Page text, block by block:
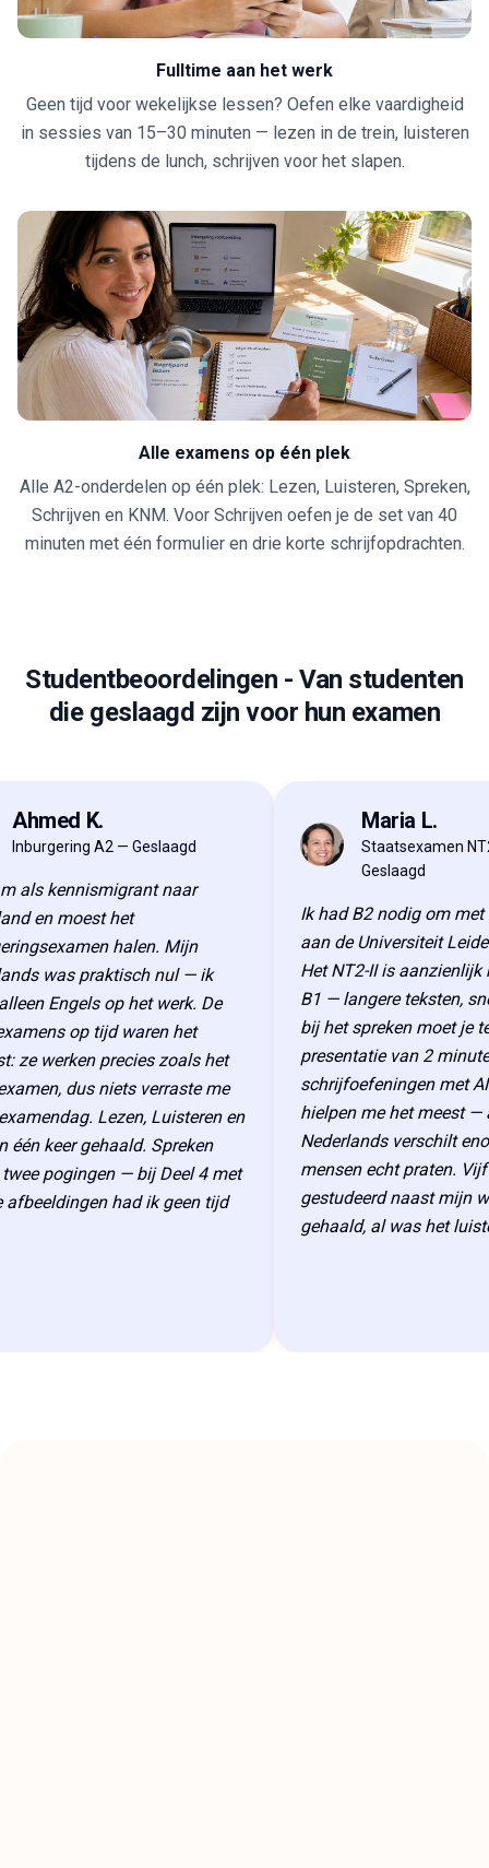
Fulltime aan het werk
Geen tijd voor wekelijkse lessen? Oefen elke vaardigheid
in sessies van 15–30 minuten — lezen in de trein, luisteren
tijdens de lunch, schrijven voor het slapen.
Alle examens op één plek
Alle A2-onderdelen op één plek: Lezen, Luisteren, Spreken,
Schrijven en KNM. Voor Schrijven oefen je de set van 40
minuten met één formulier en drie korte schrijfopdrachten.
Studentbeoordelingen -Van studenten
die geslaagd zijn voor hun examen
K.
A2 — Geslaagd
kennismigrant naar
en moest het
halen. Mijn
was praktisch nul — ik
Engels op het werk. De
op tijd waren het
werken precies zoals het
dus niets verraste me
Lezen, Luisteren en
keer gehaald. Spreken
pogingen — bij Deel 4 met
had ik geen tijd
ML
Maria L.
Staatsexamen NT2-II
Geslaagd
Ik had B2 nodig om met
aan de Universiteit Leiden
Het NT2-II is aanzienlijk
B1 — langere teksten,
bij het spreken moet je ter
presentatie van 2 minuten
schrijfoefeningen met AI-
hielpen me het meest —
Nederlands verschilt enorm
mensen echt praten. Vijf
gestudeerd naast mijn
gehaald, al was het